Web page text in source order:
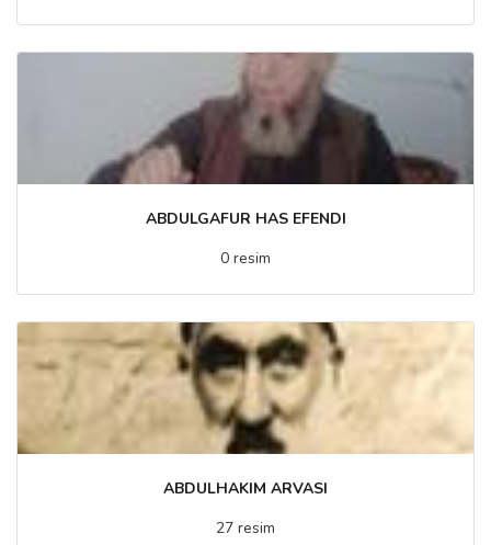
ABDULGAFUR HAS EFENDI
0 resim
ABDULHAKIM ARVASI
27 resim